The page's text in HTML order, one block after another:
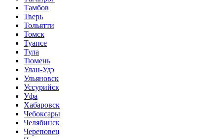
Тамбов
Тверь
Тольятти
Томск
Туапсе
Тула
Тюмень
Улан-Удэ
Ульяновск
Уссурийск
Уфа
Хабаровск
Чебоксары
Челябинск
Череповец